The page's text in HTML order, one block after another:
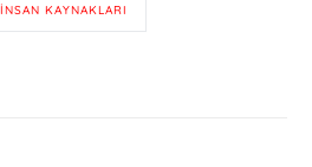
INSAN KAYNAKLARI